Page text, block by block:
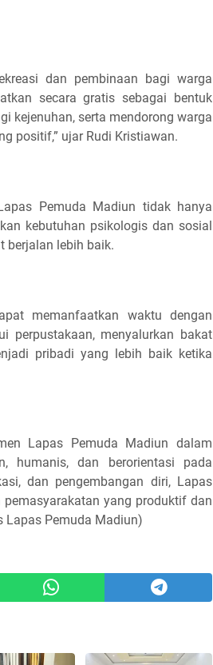
dan pembinaan bagi warga
secara gratis sebagai bentuk
kejenuhan, serta mendorong warga
positif,” ujar Rudi Kristiawan.
Pemuda Madiun tidak hanya
kebutuhan psikologis dan sosial
berjalan lebih baik.
memanfaatkan waktu dengan
perpustakaan, menyalurkan bakat
pribadi yang lebih baik ketika
Lapas Pemuda Madiun dalam
humanis, dan berorientasi pada
dan pengembangan diri, Lapas
yang produktif dan
Lapas Pemuda Madiun)